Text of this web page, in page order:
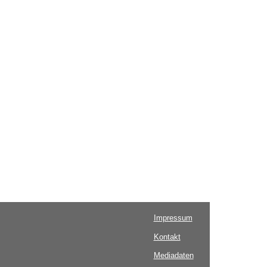
Impressum
Kontakt
Mediadaten